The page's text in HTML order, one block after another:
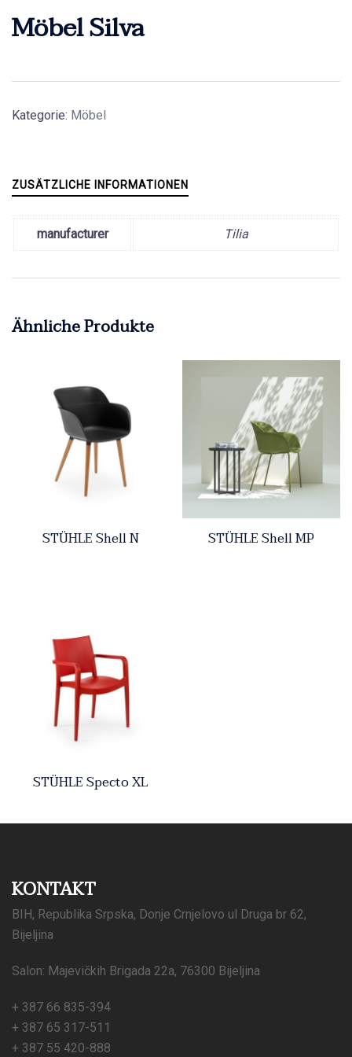
Möbel Silva
Kategorie: Möbel
ZUSÄTZLICHE INFORMATIONEN
manufacturer Tilia
Ähnliche Produkte
STÜHLE Shell N STÜHLE Shell MP
STÜHLE Specto XL
KONTAKT
BIH, Republika Srpska, Donje Crnjelovo ul Druga br 62,
Bijeljina
Salon: Majevičkih Brigada 22a, 76300 Bijeljina
+ 387 66 835-394
+ 387 65 317-511
+ 387 55 420-888